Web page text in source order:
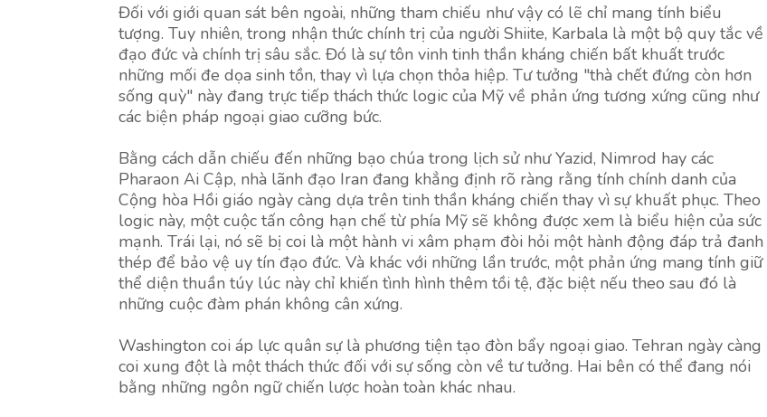
Đối với giới quan sát bên ngoài, những tham chiếu như vậy có lẽ chỉ mang tính biểu
tượng. Tuy nhiên, trong nhận thức chính trị của người Shiite, Karbala là một bộ quy tắc về
đạo đức và chính trị sâu sắc. Đó là sự tôn vinh tinh thần kháng chiến bất khuất trước
những mối đe dọa sinh tồn, thay vì lựa chọn thỏa hiệp. Tư tưởng "thà chết đứng còn hơn
sống quỳ" này đang trực tiếp thách thức logic của Mỹ về phản ứng tương xứng cũng như
các biện pháp ngoại giao cưỡng bức.
Bằng cách dẫn chiếu đến những bạo chúa trong lịch sử như Yazid, Nimrod hay các
Pharaon Ai Cập, nhà lãnh đạo Iran đang khẳng định rõ ràng rằng tính chính danh của
Cộng hòa Hồi giáo ngày càng dựa trên tinh thần kháng chiến thay vì sự khuất phục. Theo
logic này, một cuộc tấn công hạn chế từ phía Mỹ sẽ không được xem là biểu hiện của sức
mạnh. Trái lại, nó sẽ bị coi là một hành vi xâm phạm đòi hỏi một hành động đáp trả đanh
thép để bảo vệ uy tín đạo đức. Và khác với những lần trước, một phản ứng mang tính giữ
thể diện thuần túy lúc này chỉ khiến tình hình thêm tồi tệ, đặc biệt nếu theo sau đó là
những cuộc đàm phán không cân xứng.
Washington coi áp lực quân sự là phương tiện tạo đòn bẩy ngoại giao. Tehran ngày càng
coi xung đột là một thách thức đối với sự sống còn về tư tưởng. Hai bên có thể đang nói
bằng những ngôn ngữ chiến lược hoàn toàn khác nhau.